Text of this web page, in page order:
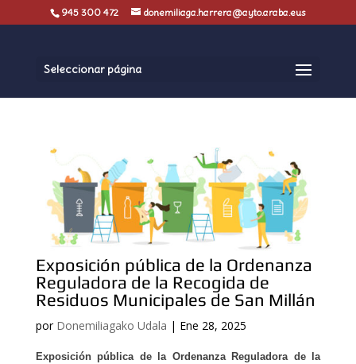
945 300 472 donemiliaga.harrera@ayto.araba.eus
Seleccionar página
Exposición pública de la Ordenanza
Reguladora de la Recogida de
Residuos Municipales de San Millán
por Donemiliagako Udala | Ene 28, 2025
Exposición pública de la Ordenanza Reguladora de la